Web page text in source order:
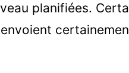
planifiées.